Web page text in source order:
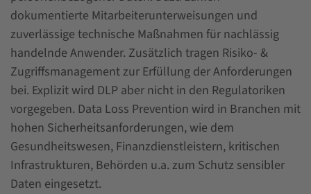
dokumentierte Mitarbeiterunterweisungen und
zuverlässige technische Maßnahmen für nachlässig
handelnde Anwender. Zusätzlich tragen Risiko- &
Zugriffsmanagement zur Erfüllung der Anforderungen
bei. Explizit wird DLP aber nicht in den Regulatoriken
vorgegeben. Data Loss Prevention wird in Branchen mit
hohen Sicherheitsanforderungen, wie dem
Gesundheitswesen, Finanzdienstleistern, kritischen
Infrastrukturen, Behörden u.a. zum Schutz sensibler
Daten eingesetzt.